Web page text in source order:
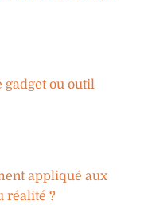
gadget ou outil
appliqué aux
réalité ?